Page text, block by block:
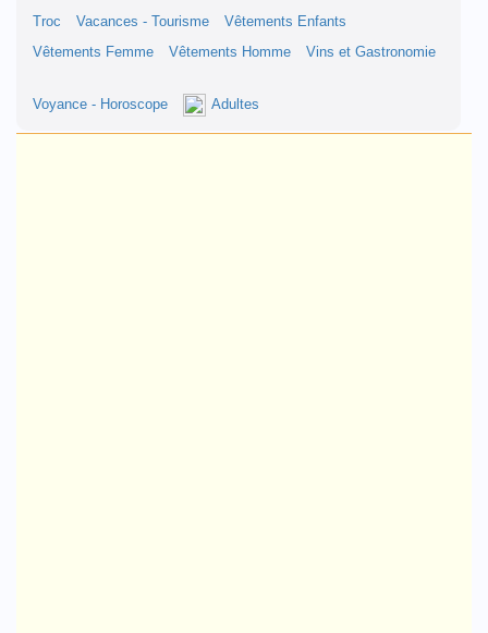
Troc
Vacances - Tourisme
Vêtements Enfants
Vêtements Femme
Vêtements Homme Vins et Gastronomie
Voyance - Horoscope Adultes